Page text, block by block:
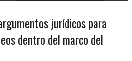
jurídicos para
dentro del marco del